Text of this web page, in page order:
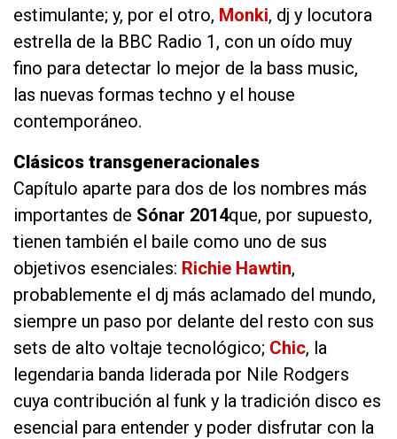
estimulante; y, por el otro, Monki, dj y locutora
estrella de la BBC Radio 1, con un oído muy
fino para detectar lo mejor de la bass music,
las nuevas formas techno y el house
contemporáneo.
Clásicos transgeneracionales
Capítulo aparte para dos de los nombres más
importantes de Sónar 2014que, por supuesto,
tienen también el baile como uno de sus
objetivos esenciales: Richie Hawtin,
probablemente el dj más aclamado del mundo,
siempre un paso por delante del resto con sus
sets de alto voltaje tecnológico; Chic, la
legendaria banda liderada por Nile Rodgers
cuya contribución al funk y la tradición disco es
esencial para entender y poder disfrutar con la